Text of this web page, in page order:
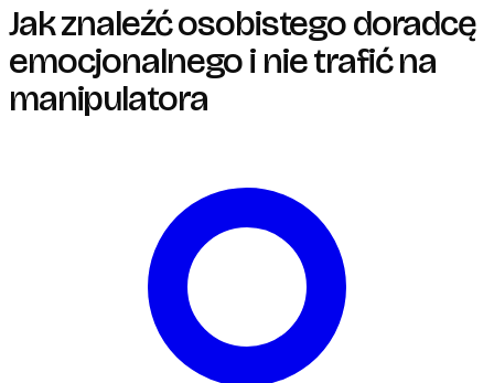
Jak znaleźć osobistego doradcę
emocjonalnego i nie trafić na
manipulatora